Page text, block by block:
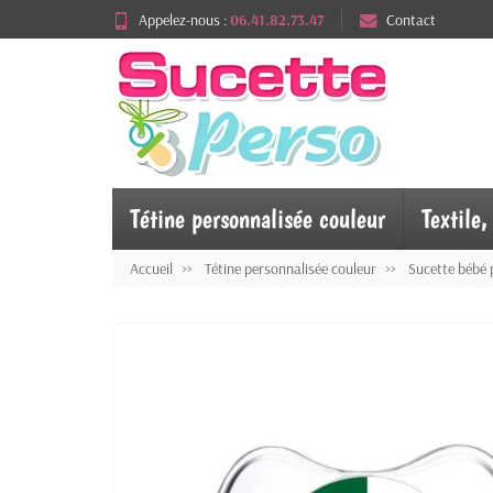
Appelez-nous :06.41.82.73.47 Contact
Tétine personnalisée couleur Textile,
Accueil Tétine personnalisée couleur Sucette bébé